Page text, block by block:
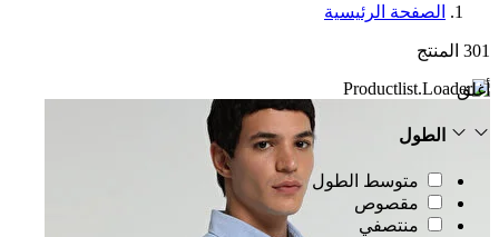
الصفحة الرئيسية
301 المنتج
أغلق
الطول
متوسط الطول
مقصوص
منتصفي